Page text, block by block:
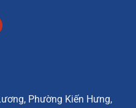
Phường Kiến Hưng,